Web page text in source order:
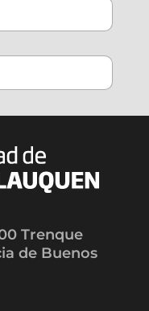
Trenque
de Buenos